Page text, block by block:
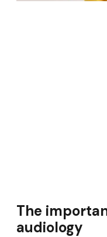
The
audiology